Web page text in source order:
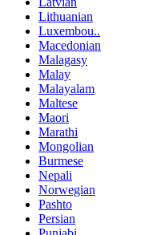
Lithuanian
Luxembou..
Macedonian
Malagasy
Malay
Malayalam
Maltese
Maori
Marathi
Mongolian
Burmese
Nepali
Norwegian
Pashto
Persian